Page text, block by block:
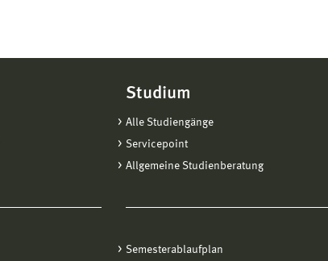
Studium
Alle Studiengänge
Servicepoint
Allgemeine Studienberatung
Semesterablaufplan